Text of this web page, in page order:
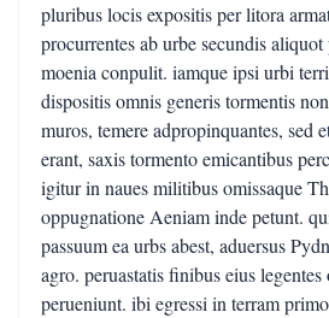
pluribus locis expositis per litora
procurrentes ab urbe secundis
moenia conpulit. iamque ipsi urbi
dispositis omnis generis tormentis
muros, temere adpropinquantes, sed
erant, saxis tormento emicantibus
igitur in naues militibus omissaque
oppugnatione Aeniam inde petunt.
passuum ea urbs abest, aduersus
agro. peruastatis finibus eius
perueniunt. ibi egressi in terram